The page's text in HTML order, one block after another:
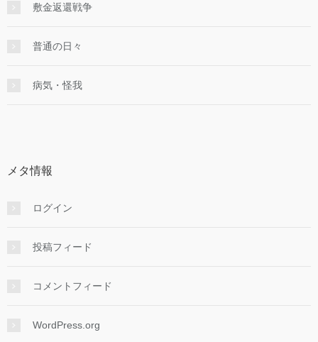
敷金返還戦争
普通の日々
病気・怪我
メタ情報
ログイン
投稿フィード
コメントフィード
WordPress.org